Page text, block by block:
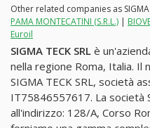
Other related companies as SIGMA
PAMA MONTECATINI (S.R.L.) |
Euroil
SIGMA TECK SRL è
nella regione Roma, Italia. Il
SIGMA TECK SRL, società
IT75846557617. La società
all'indirizzo: 128/A, Corso